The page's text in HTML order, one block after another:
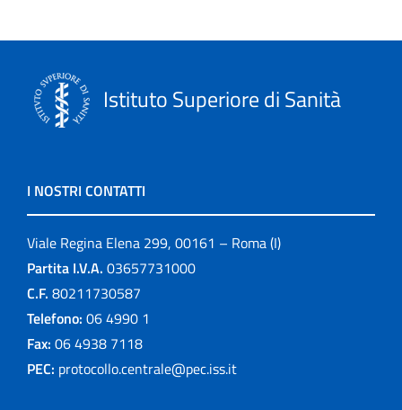
Istituto Superiore di Sanità
I NOSTRI CONTATTI
Viale Regina Elena 299, 00161 – Roma (I)
Partita I.V.A. 03657731000
C.F. 80211730587
Telefono: 06 4990 1
Fax: 06 4938 7118
PEC: protocollo.centrale@pec.iss.it